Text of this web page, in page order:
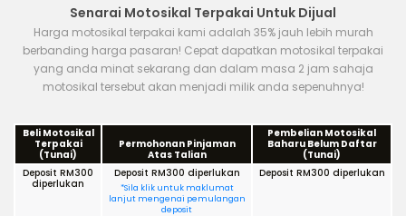
Senarai Motosikal Terpakai Untuk Dijual
Harga motosikal terpakai kami adalah 35% jauh lebih murah
berbanding harga pasaran! Cepat dapatkan motosikal terpakai
yang anda minat sekarang dan dalam masa 2 jam sahaja
motosikal tersebut akan menjadi milik anda sepenuhnya!
Beli Motosikal
Terpakai
(Tunai)
Permohonan Pinjaman
Atas Talian
Pembelian Motosikal
Baharu Belum Daftar
(Tunai)
Deposit RM300
diperlukan
Deposit RM300 diperlukan
*Sila klik untuk maklumat
lanjut mengenai pemulangan
deposit
Deposit RM300 diperlukan